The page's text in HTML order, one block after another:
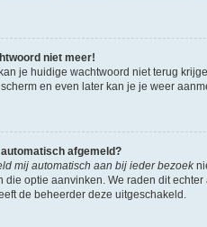
niet meer!
je huidige wachtwoord niet terug
en even later kan je je weer
afgemeld?
mij automatisch aan bij ieder bezoek
die optie aanvinken. We raden dit
de beheerder deze uitgeschakeld.